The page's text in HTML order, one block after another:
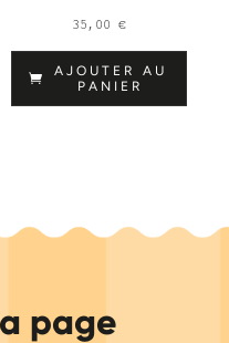
35,00€
AJOUTER AU
PANIER
page